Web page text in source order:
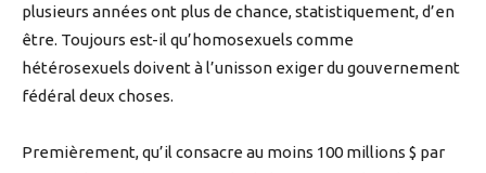
plusieurs années ont plus de chance, statistiquement, d’en
être. Toujours est-il qu’homosexuels comme
hétérosexuels doivent à l’unisson exiger du gouvernement
fédéral deux choses.
Premièrement, qu’il consacre au moins 100 millions $ par